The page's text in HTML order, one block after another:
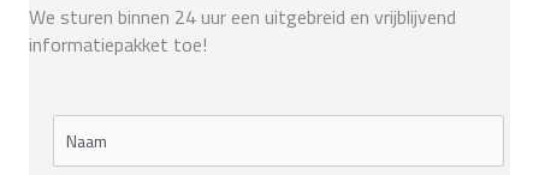
We sturen binnen 24 uur een uitgebreid en vrijblijvend
informatiepakket toe!